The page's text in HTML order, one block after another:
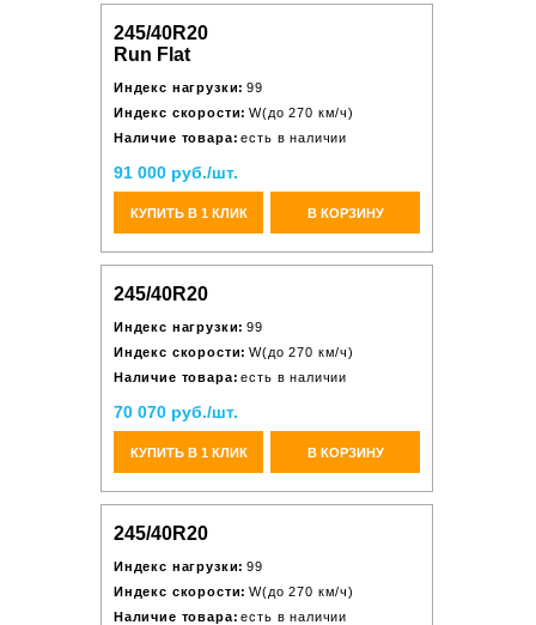
245/40R20
Run Flat
Индекс нагрузки: 99
Индекс скорости: W(до 270 км/ч)
Наличие товара: есть в наличии
91 000 руб./шт.
КУПИТЬ В 1 КЛИК В КОРЗИНУ
245/40R20
Индекс нагрузки: 99
Индекс скорости: W(до 270 км/ч)
Наличие товара: есть в наличии
70 070 руб./шт.
КУПИТЬ В 1 КЛИК В КОРЗИНУ
245/40R20
Индекс нагрузки: 99
Индекс скорости: W(до 270 км/ч)
Наличие товара: есть в наличии